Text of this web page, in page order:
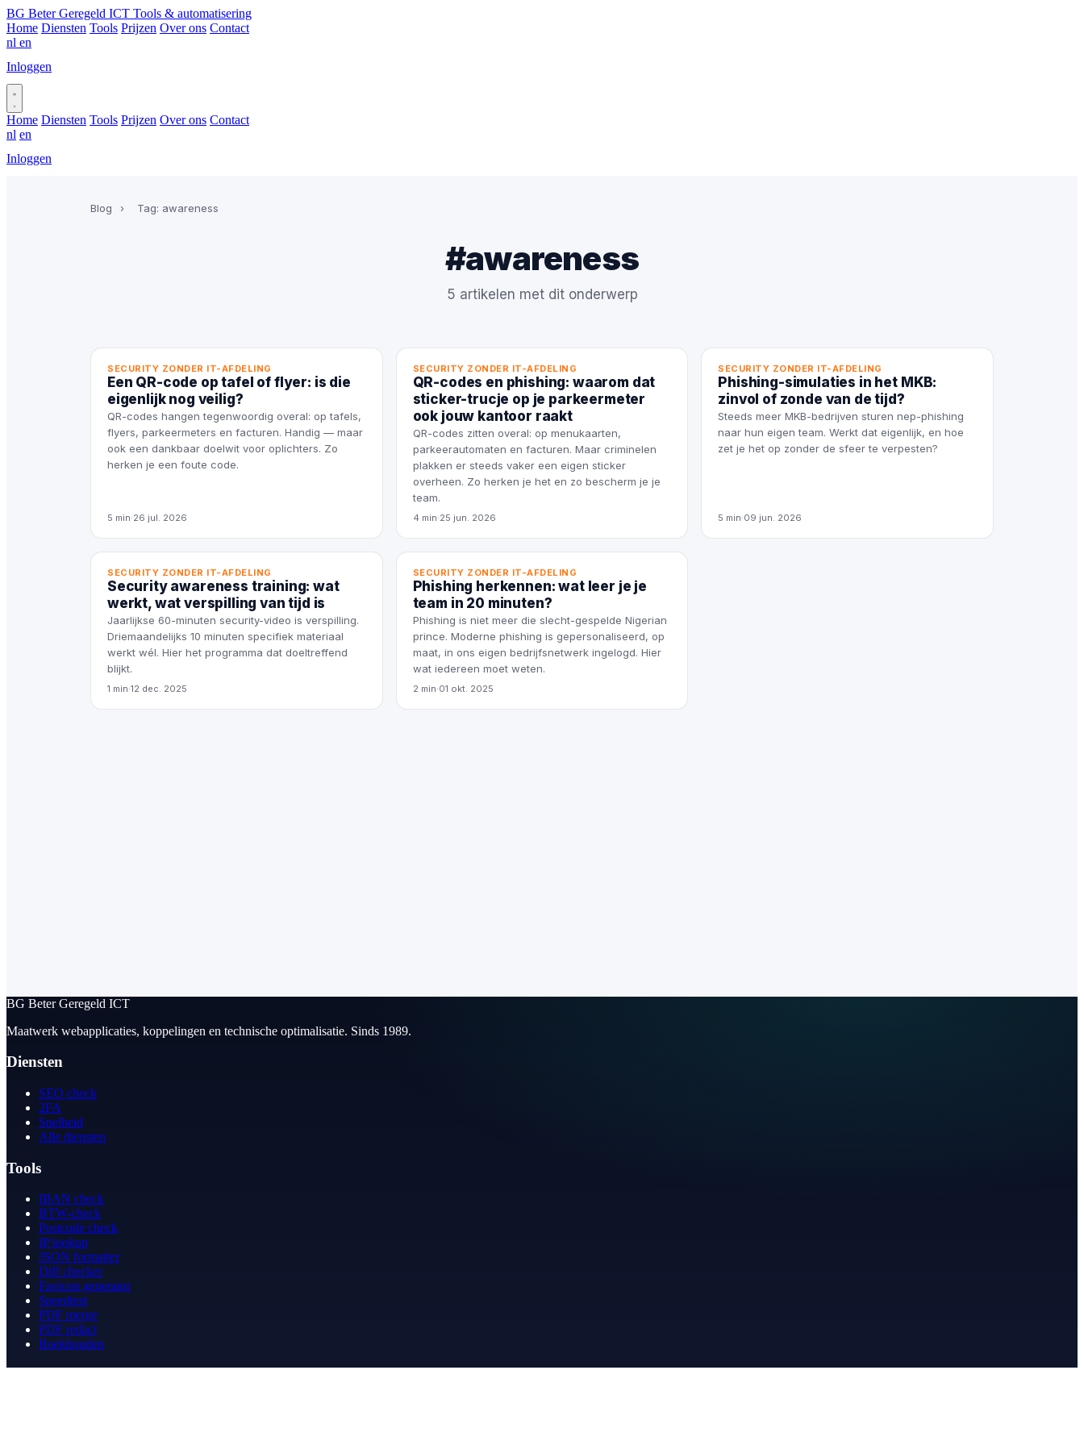
BG Beter Geregeld ICT Tools & automatisering
Home Diensten Tools Prijzen Over ons Contact
nl en
Inloggen
Home Diensten Tools Prijzen Over ons Contact
nl en
Inloggen
Blog › Tag: awareness
#awareness
5 artikelen met dit onderwerp
SECURITY ZONDER IT-AFDELING
Een QR-code op tafel of flyer: is die
eigenlijk nog veilig?
QR-codes hangen tegenwoordig overal: op tafels,
flyers, parkeermeters en facturen. Handig — maar
ook een dankbaar doelwit voor oplichters. Zo
herken je een foute code.
5 min·26 jul. 2026
SECURITY ZONDER IT-AFDELING
QR-codes en phishing: waarom dat
sticker-trucje op je parkeermeter
ook jouw kantoor raakt
QR-codes zitten overal: op menukaarten,
parkeerautomaten en facturen. Maar criminelen
plakken er steeds vaker een eigen sticker
overheen. Zo herken je het en zo bescherm je je
team.
4 min·25 jun. 2026
SECURITY ZONDER IT-AFDELING
Phishing-simulaties in het MKB:
zinvol of zonde van de tijd?
Steeds meer MKB-bedrijven sturen nep-phishing
naar hun eigen team. Werkt dat eigenlijk, en hoe
zet je het op zonder de sfeer te verpesten?
5 min·09 jun. 2026
SECURITY ZONDER IT-AFDELING
Security awareness training: wat
werkt, wat verspilling van tijd is
Jaarlijkse 60-minuten security-video is verspilling.
Driemaandelijks 10 minuten specifiek materiaal
werkt wél. Hier het programma dat doeltreffend
blijkt.
1 min·12 dec. 2025
SECURITY ZONDER IT-AFDELING
Phishing herkennen: wat leer je je
team in 20 minuten?
Phishing is niet meer die slecht-gespelde Nigerian
prince. Moderne phishing is gepersonaliseerd, op
maat, in ons eigen bedrijfsnetwerk ingelogd. Hier
wat iedereen moet weten.
2 min·01 okt. 2025
BG Beter Geregeld ICT
Maatwerk webapplicaties, koppelingen en technische optimalisatie. Sinds 1989.
Diensten
SEO check
2FA
Snelheid
Alle diensten
Tools
IBAN check
BTW-check
Postcode check
IP lookup
JSON formatter
Diff checker
Favicon generator
Speedtest
PDF merge
PDF redact
Boekhouden